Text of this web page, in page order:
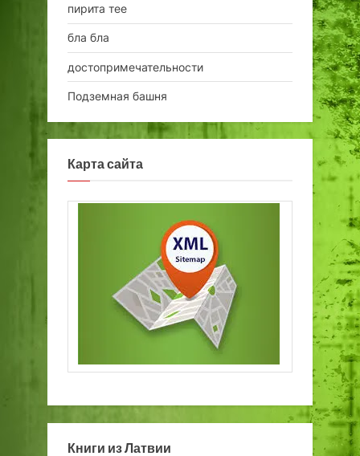
пирита тее
бла бла
достопримечательности
Подземная башня
Карта сайта
Книги из Латвии